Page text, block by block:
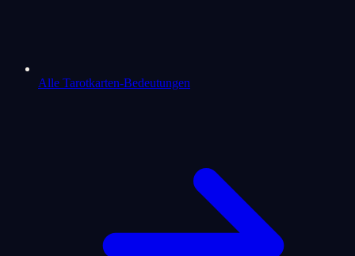
Alle Tarotkarten-Bedeutungen